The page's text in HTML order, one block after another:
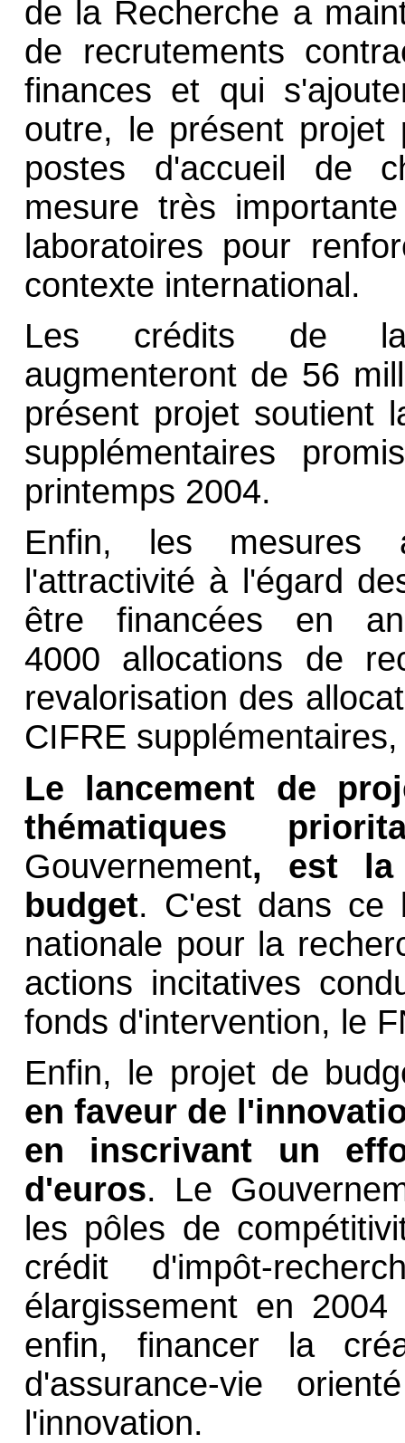
de la Recherche a
de recrutements
finances et qui
outre, le présent projet
postes d'accueil de
mesure très
laboratoires pour
contexte international.
Les crédits de la
augmenteront de 56
présent projet soutient
supplémentaires
printemps 2004.
Enfin, les mesures
l'attractivité à l'égard
être financées en
4000 allocations de
revalorisation des
CIFRE
Le lancement de
thématiques
Gouvernement, est la
budget. C'est dans ce
nationale pour la
actions incitatives
fonds d'intervention, le
Enfin, le projet de
en faveur de
en inscrivant un
d'euros. Le
les pôles de
crédit d'impôt-
élargissement en
enfin, financer la
d'assurance-vie
l'innovation.